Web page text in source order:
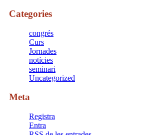
Categories
congrés
Curs
Jornades
notícies
seminari
Uncategorized
Meta
Registra
Entra